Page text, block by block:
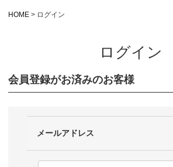
HOME ログイン
ログイン
会員登録がお済みのお客様
メールアドレス